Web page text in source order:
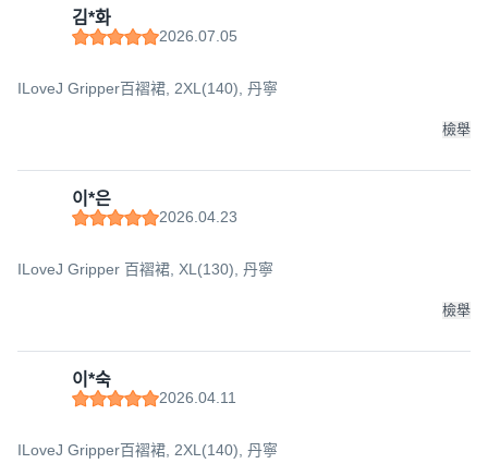
김*화
2026.07.05
ILoveJ Gripper百褶裙, 2XL(140), 丹寧
檢舉
이*은
2026.04.23
ILoveJ Gripper 百褶裙, XL(130), 丹寧
檢舉
이*숙
2026.04.11
ILoveJ Gripper百褶裙, 2XL(140), 丹寧